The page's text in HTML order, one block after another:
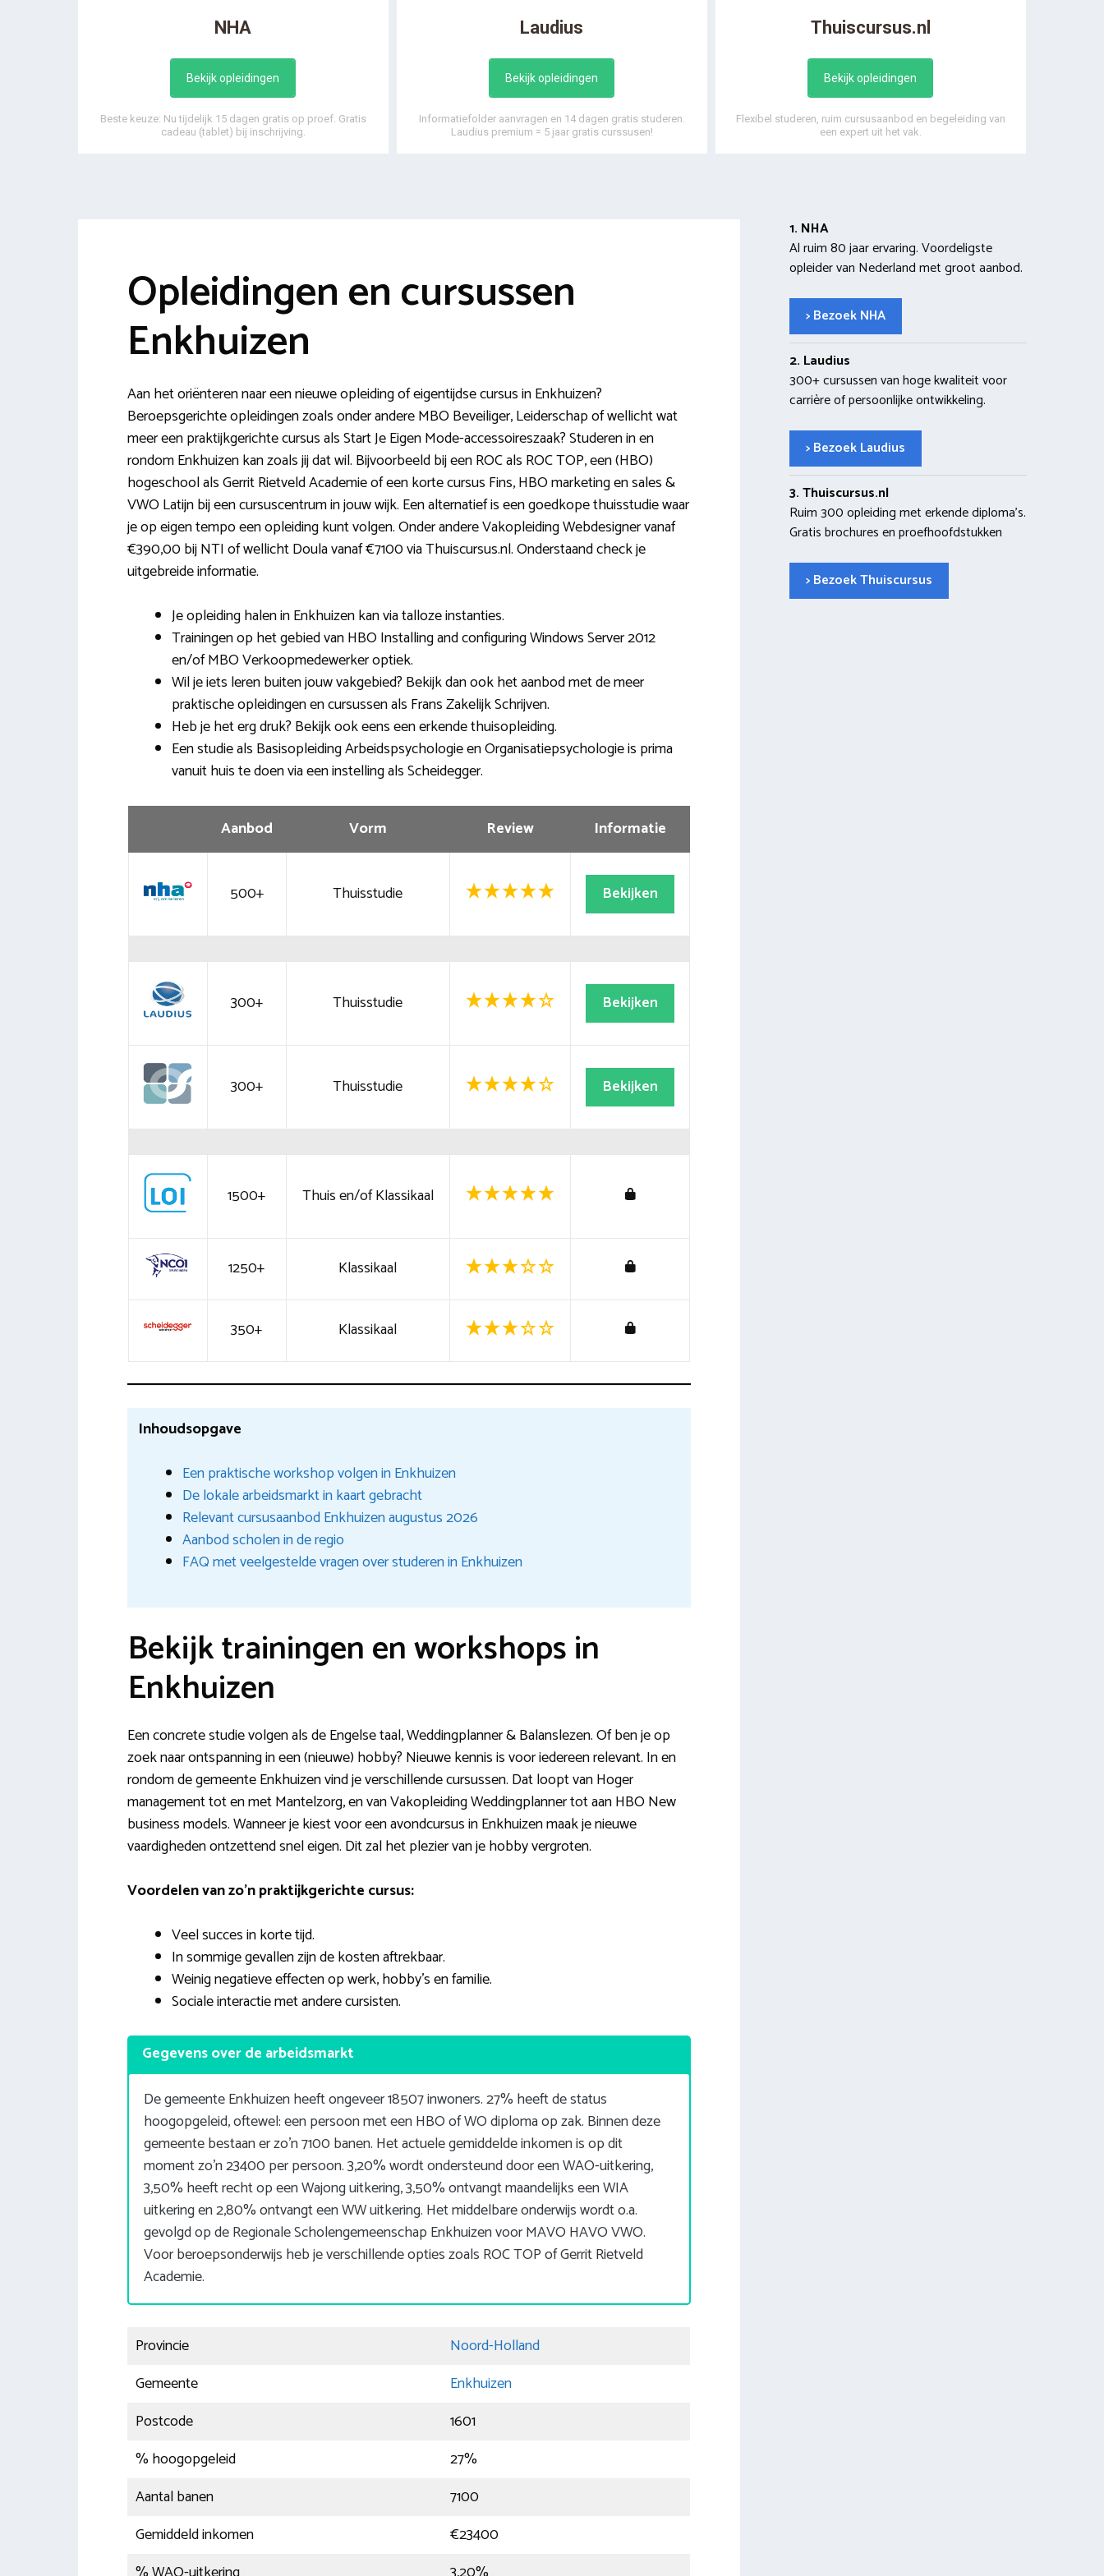
NHA
Bekijk opleidingen
Beste keuze: Nu tijdelijk 15 dagen gratis op proef. Gratis
cadeau (tablet) bij inschrijving.
Laudius
Bekijk opleidingen
Informatiefolder aanvragen en 14 dagen gratis studeren.
Laudius premium = 5 jaar gratis curssusen!
Thuiscursus.nl
Bekijk opleidingen
Flexibel studeren, ruim cursusaanbod en begeleiding van
een expert uit het vak.
Opleidingen en cursussen
Enkhuizen
Aan het oriënteren naar een nieuwe opleiding of eigentijdse cursus in Enkhuizen?
Beroepsgerichte opleidingen zoals onder andere MBO Beveiliger, Leiderschap of wellicht wat
meer een praktijkgerichte cursus als Start Je Eigen Mode-accessoireszaak? Studeren in en
rondom Enkhuizen kan zoals jij dat wil. Bijvoorbeeld bij een ROC als ROC TOP, een (HBO)
hogeschool als Gerrit Rietveld Academie of een korte cursus Fins, HBO marketing en sales &
VWO Latijn bij een cursuscentrum in jouw wijk. Een alternatief is een goedkope thuisstudie waar
je op eigen tempo een opleiding kunt volgen. Onder andere Vakopleiding Webdesigner vanaf
€390,00 bij NTI of wellicht Doula vanaf €7100 via Thuiscursus.nl. Onderstaand check je
uitgebreide informatie.
Je opleiding halen in Enkhuizen kan via talloze instanties.
Trainingen op het gebied van HBO Installing and configuring Windows Server 2012
en/of MBO Verkoopmedewerker optiek.
Wil je iets leren buiten jouw vakgebied? Bekijk dan ook het aanbod met de meer
praktische opleidingen en cursussen als Frans Zakelijk Schrijven.
Heb je het erg druk? Bekijk ook eens een erkende thuisopleiding.
Een studie als Basisopleiding Arbeidspsychologie en Organisatiepsychologie is prima
vanuit huis te doen via een instelling als Scheidegger.
Aanbod Vorm Review Informatie
500+ Thuisstudie Bekijken
300+ Thuisstudie Bekijken
300+ Thuisstudie Bekijken
1500+ Thuis en/of Klassikaal
1250+ Klassikaal
350+ Klassikaal
Inhoudsopgave
Een praktische workshop volgen in Enkhuizen
De lokale arbeidsmarkt in kaart gebracht
Relevant cursusaanbod Enkhuizen augustus 2026
Aanbod scholen in de regio
FAQ met veelgestelde vragen over studeren in Enkhuizen
Bekijk trainingen en workshops in
Enkhuizen
Een concrete studie volgen als de Engelse taal, Weddingplanner & Balanslezen. Of ben je op
zoek naar ontspanning in een (nieuwe) hobby? Nieuwe kennis is voor iedereen relevant. In en
rondom de gemeente Enkhuizen vind je verschillende cursussen. Dat loopt van Hoger
management tot en met Mantelzorg, en van Vakopleiding Weddingplanner tot aan HBO New
business models. Wanneer je kiest voor een avondcursus in Enkhuizen maak je nieuwe
vaardigheden ontzettend snel eigen. Dit zal het plezier van je hobby vergroten.
Voordelen van zo’n praktijkgerichte cursus:
Veel succes in korte tijd.
In sommige gevallen zijn de kosten aftrekbaar.
Weinig negatieve effecten op werk, hobby’s en familie.
Sociale interactie met andere cursisten.
Gegevens over de arbeidsmarkt
De gemeente Enkhuizen heeft ongeveer 18507 inwoners. 27% heeft de status
hoogopgeleid, oftewel: een persoon met een HBO of WO diploma op zak. Binnen deze
gemeente bestaan er zo’n 7100 banen. Het actuele gemiddelde inkomen is op dit
moment zo’n 23400 per persoon. 3,20% wordt ondersteund door een WAO-uitkering,
3,50% heeft recht op een Wajong uitkering, 3,50% ontvangt maandelijks een WIA
uitkering en 2,80% ontvangt een WW uitkering. Het middelbare onderwijs wordt o.a.
gevolgd op de Regionale Scholengemeenschap Enkhuizen voor MAVO HAVO VWO.
Voor beroepsonderwijs heb je verschillende opties zoals ROC TOP of Gerrit Rietveld
Academie.
Provincie
Noord-Holland
Gemeente
Enkhuizen
Postcode
1601
% hoogopgeleid
27%
Aantal banen
7100
Gemiddeld inkomen
€23400
1. NHA
Al ruim 80 jaar ervaring. Voordeligste
opleider van Nederland met groot aanbod.
> Bezoek NHA
2. Laudius
300+ cursussen van hoge kwaliteit voor
carrière of persoonlijke ontwikkeling.
> Bezoek Laudius
3. Thuiscursus.nl
Ruim 300 opleiding met erkende diploma’s.
Gratis brochures en proefhoofdstukken
> Bezoek Thuiscursus